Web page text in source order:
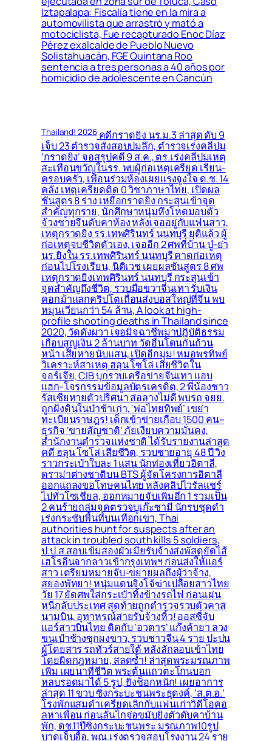
Iztapalapa: Fiscalía tiene en la mira a
automovilista que arrastró y mató a
motociclista, Fue recapturado Enoc Díaz
Pérez exalcalde de Pueblo Nuevo
Solistahuacán, FGE Quintana Roo
sentencia a tres personas a 40 años por
homicidio de adolescente en Cancún
Thailand! 2026คดีกราดยิง นร.ม.3 ล่าสุด ดับ 9
เจ็บ 23 ตำรวจสั่งสอบปมลึก, ตำรวจเร่งคลี่ปม
‘กราดยิง’ จอสรุปคดี 9 ส.ค., ตร.เร่งคลี่ปมเหตุ
สะเทือนขวัญในรร. พบผู้ก่อเหตุเครียด เรียน-
ครอบครัว, เพื่อนร่วมห้องเผยแรงจูงใจ ด.ช. 14
คลั่ง เหตุเครียดติด 0 วิชาภาษาไทย, เปิดผล
ชันสูตร 8 ร่าง เหยื่อกราดยิง กระสุนเข้าจุด
สำคัญทุกราย, นักศึกษาหนุ่มหึงโหดมอบตัว
จ้วงชายจีนดับคาห้อง หลังเจออยู่กับแฟนสาว,
เหตุกราดยิง รร.เทพศิรินทร์ นนทบุรี ยุติแล้ว ผู้
ก่อเหตุจบชีวิตตัวเอง, เจออีก 2 ศพที่บ้าน ปู่-ย่า
นร.ยิงใน รร.เทพศิรินทร์ นนทบุรี คาดก่อเหตุ
ก่อนไปโรงเรียน, นิติเวช เผยผลชันสูตร 8 ศพ
เหตุกราดยิงเทพศิรินทร์ นนทบุรี กระสุนเข้า
จุดสำคัญถึงชีวิต, รวบมือขวาจีนเทา รับเงิน
คอกม้าแลกคริปโตเถื่อนส่งบอสใหญ่ที่จีน พบ
หมุนเวียนกว่า 54 ล้าน, A look at high-
profile shooting deaths in Thailand since
2020, วัดดังผวา เจอมิจฉาชีพมาปฎิบัติธรรม
เกือบสูญเงิน 2 ล้านบาท วัดอื่นโดนกันถ้วน
หน้า เสียหายนับแสน, เปิดอีกมุม! หมอพรทิพย์
วิเคราะห์สาเหตุ ฮลุน โซโล่ เสียชีวิตใน
จอร์เจีย, CIB บุกรวบเครือข่ายจีนเทา แอบ
แฮก-โจรกรรมข้อมูลบัตรเครดิต, 2 พี่น้องชาว
รัสเซียหายตัวปริศนา ส่อลางไม่ดี พบรถ จยย.
ถูกฝังดินในป่าช้าเก่า, ‘พ่อไทยทิพย์’ เขย่า
ทะเบียนราษฎร! เด็กเข้าข่ายเกือบ 1500 คน–
ธุรกิจ ‘ขายสัญชาติ’ ภัยเงียบความมั่นคง,
สำนักงานตำรวจแห่งชาติ ได้รับรายงานล่าสุด
คดี ฮลุน โซโล่ เสียชีวิต, รวบชายอายุ 48 ปี วิ่ง
ราวกระเป๋าใบละ 1 แสน นักท่องเที่ยวอิตาลี,
ดราม่าต่างชาติบน BTS ผู้จัดโครงการอิตาลี
ออกแถลงขอโทษคนไทย หลังคลิปไวรัลแชร์
ไปทั่วโซเชียล, ออกหมายจับเพิ่มอีก 1 รวมเป็น
2 คนร้ายถล่มจุดตรวจบูเก๊ะซามี นักรบชุดดำ
เร่งกระชับพื้่นที่บนเทือกเขา, Thai
authorities hunt for suspects after an
attack in troubled south kills 5 soldiers,
ป.ป.ส.สอบเข้มสองผัวเมียรับจ้างส่งพัสดุยัดไส้
เฮโรอีนจากลาวเข้ากรุงเทพฯ ก่อนส่งให้แอร์
สาว เตรียมหมายจับ-ขยายผลถึงผู้ว่าจ้าง,
สยองพัทยา! หนุ่มแดนจิงโจ้ฆ่าเปลือยสาวไทย
วัย 17 ยัดศพใส่กระเป๋าทิ้งข้างรถไฟ ก่อนเผ่น
หนีกลับประเทศ สุดท้ายถูกตำรวจรวบตัวคาส
นามบิน, อุทาหรณ์สายรับจ้างหิ้ว! ออสซี่จับ
แอร์สาวบินไทย ติดกับ ‘อวตาร’ แก๊งค้ายา ลวง
ขนเป๋าช้างซุกผงขาว, รวบชาวจีน 4 ราย ปะปน
ผู้โดยสาร รถทัวร์สายใต้ หลังลักลอบเข้าไทย
โดยผิดกฎหมาย, สลดซ้ำ! ล่าสุดพระมรณภาพ
เพิ่ม เผยนาทีชีวิต พระต้นแถวตะโกนบอก
หลบรอดมาได้ 5 รูป, ยิ่งช็อกหนัก! เผยอาการ
ล่าสุด 11 ขวบ ซิ่งกระบะชนพระธุดงค์, ‘ส.ต.อ.’
โรงพักแสมดำเครียดเลิกกับแฟนเก่าวิดีโอคอ
ลหาเพื่อน ก่อนลั่นไกจ่อขมับยิงตัวดับคาบ้าน
พัก, ดช.11ปีซิ่งกระบะชนพระ มรณภาพ10รูป
บาดเจ็บอื้อ, พณ.เร่งตรวจสอบโรงงาน 24 ราย